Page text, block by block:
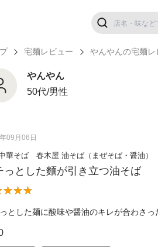
宅麺レビュー やんやんの宅麺レ
やんやん
50代/男性
09月06日
華そば 春木屋 油そば（まぜそば・醤油）
っとした麵が引き立つ油そば
とした麺に酸味や醤油のキレが合わさ